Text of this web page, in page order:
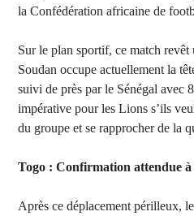
la Confédération africaine de
Sur le plan sportif, ce match
Soudan occupe actuellement la
suivi de près par le Sénégal avec
impérative pour les Lions s’ils
du groupe et se rapprocher de la
Togo : Confirmation attendue à
Après ce déplacement périlleux,